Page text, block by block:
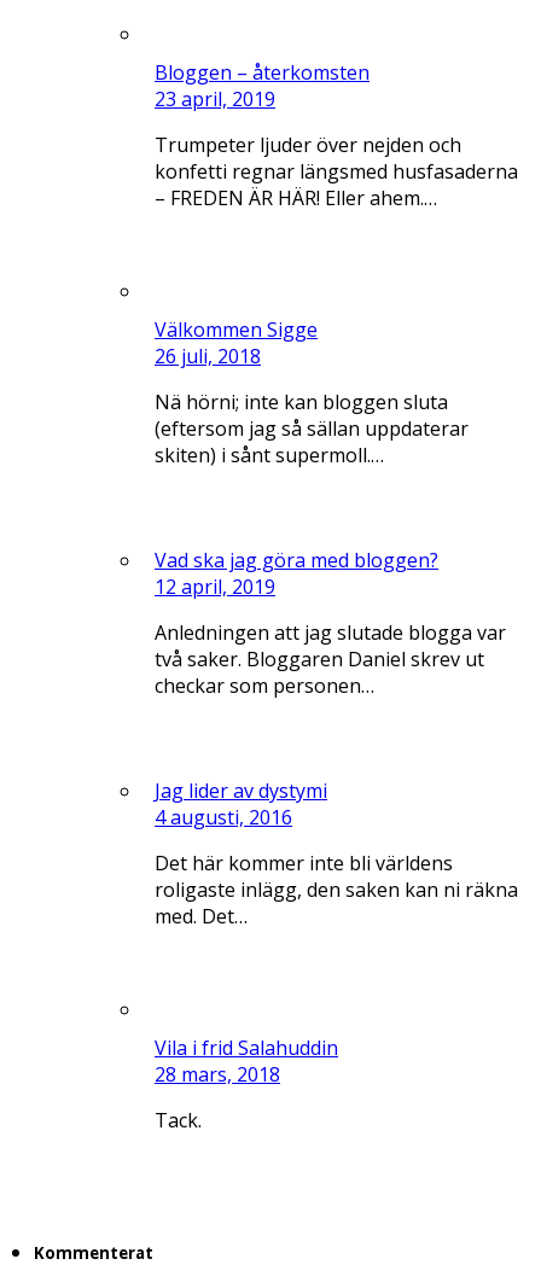
Bloggen – återkomsten
23 april, 2019
Trumpeter ljuder över nejden och
konfetti regnar längsmed husfasaderna
– FREDEN ÄR HÄR! Eller ahem.…
Välkommen Sigge
26 juli, 2018
Nä hörni; inte kan bloggen sluta
(eftersom jag så sällan uppdaterar
skiten) i sånt supermoll.…
Vad ska jag göra med bloggen?
12 april, 2019
Anledningen att jag slutade blogga var
två saker. Bloggaren Daniel skrev ut
checkar som personen…
Jag lider av dystymi
4 augusti, 2016
Det här kommer inte bli världens
roligaste inlägg, den saken kan ni räkna
med. Det…
Vila i frid Salahuddin
28 mars, 2018
Tack.
Kommenterat